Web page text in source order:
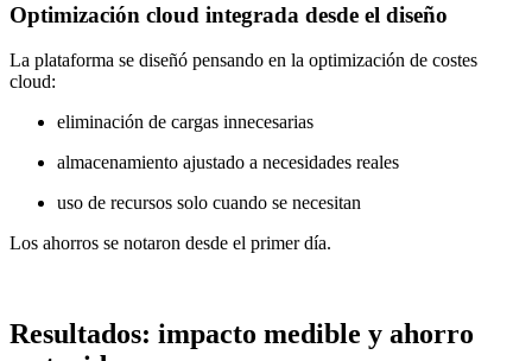
Optimización cloud integrada desde el diseño
La plataforma se diseñó pensando en la optimización de costes
cloud:
eliminación de cargas innecesarias
almacenamiento ajustado a necesidades reales
uso de recursos solo cuando se necesitan
Los ahorros se notaron desde el primer día.
Resultados: impacto medible y ahorro